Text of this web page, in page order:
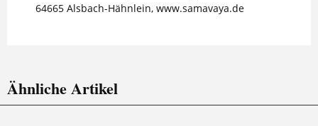
64665 Alsbach-Hähnlein, www.samavaya.de
Ähnliche Artikel